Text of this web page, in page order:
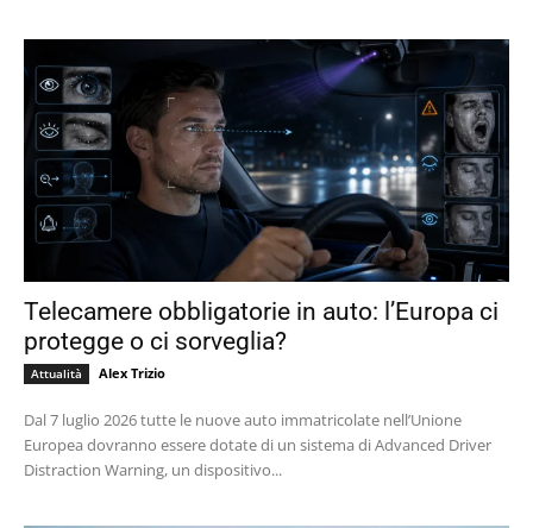
Telecamere obbligatorie in auto: l’Europa ci
protegge o ci sorveglia?
Attualità Alex Trizio
Dal 7 luglio 2026 tutte le nuove auto immatricolate nell’Unione
Europea dovranno essere dotate di un sistema di Advanced Driver
Distraction Warning, un dispositivo...